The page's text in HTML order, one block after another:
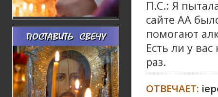
П.С.: Я
сайте АА
помогают
Есть ли у
раз.
ОТВЕЧАЕТ: